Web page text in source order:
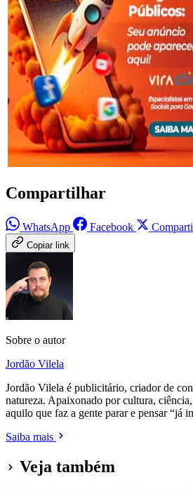
Compartilhar
WhatsApp Facebook
Copiar link
Sobre o autor
Jordão Vilela
Jordão Vilela é publicitário, criador de
natureza. Apaixonado por cultura,
aquilo que faz a gente parar e pensar “já
Saiba mais
Veja também